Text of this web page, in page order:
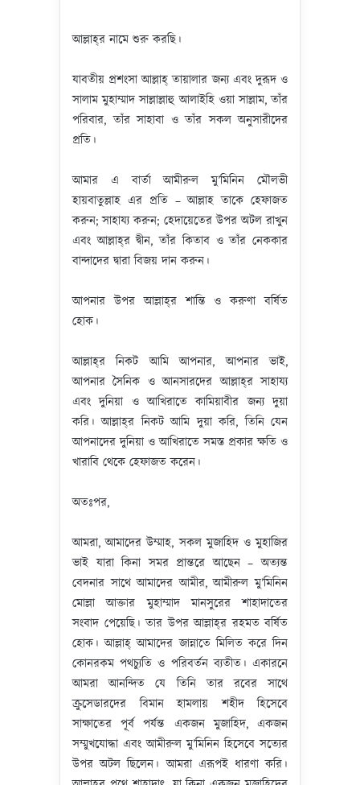
আল্লাহ্‌র নামে শুরু করছি।
যাবতীয় প্রশংসা আল্লাহ্‌ তায়ালার জন্য এবং দুরূদ ও
সালাম মুহাম্মাদ সাল্লাল্লাহু আলাইহি ওয়া সাল্লাম, তাঁর
পরিবার, তাঁর সাহাবা ও তাঁর সকল অনুসারীদের
প্রতি।
আমার এ বার্তা আমীরুল মু’মিনিন মৌলভী
হায়বাতুল্লাহ এর প্রতি – আল্লাহ তাকে হেফাজত
করুন; সাহায্য করুন; হেদায়েতের উপর অটল রাখুন
এবং আল্লাহ্‌র দ্বীন, তাঁর কিতাব ও তাঁর নেককার
বান্দাদের দ্বারা বিজয় দান করুন।
আপনার উপর আল্লাহ্‌র শান্তি ও করুণা বর্ষিত
হোক।
আল্লাহ্‌র নিকট আমি আপনার, আপনার ভাই,
আপনার সৈনিক ও আনসারদের আল্লাহ্‌র সাহায্য
এবং দুনিয়া ও আখিরাতে কামিয়াবীর জন্য দুয়া
করি। আল্লাহ্‌র নিকট আমি দুয়া করি, তিনি যেন
আপনাদের দুনিয়া ও আখিরাতে সমস্ত প্রকার ক্ষতি ও
খারাবি থেকে হেফাজত করেন।
অতঃপর,
আমরা, আমাদের উম্মাহ, সকল মুজাহিদ ও মুহাজির
ভাই যারা কিনা সমর প্রান্তরে আছেন – অত্যন্ত
বেদনার সাথে আমাদের আমীর, আমীরুল মু’মিনিন
মোল্লা আক্তার মুহাম্মাদ মানসুরের শাহাদাতের
সংবাদ পেয়েছি। তার উপর আল্লাহ্‌র রহমত বর্ষিত
হোক। আল্লাহ্‌ আমাদের জান্নাতে মিলিত করে দিন
কোনরকম পথচ্যুতি ও পরিবর্তন ব্যতীত। একারনে
আমরা আনন্দিত যে তিনি তার রবের সাথে
ক্রুসেডারদের বিমান হামলায় শহীদ হিসেবে
সাক্ষাতের পূর্ব পর্যন্ত একজন মুজাহিদ, একজন
সম্মুখযোদ্ধা এবং আমীরুল মু’মিনিন হিসেবে সত্যের
উপর অটল ছিলেন। আমরা এরূপই ধারণা করি।